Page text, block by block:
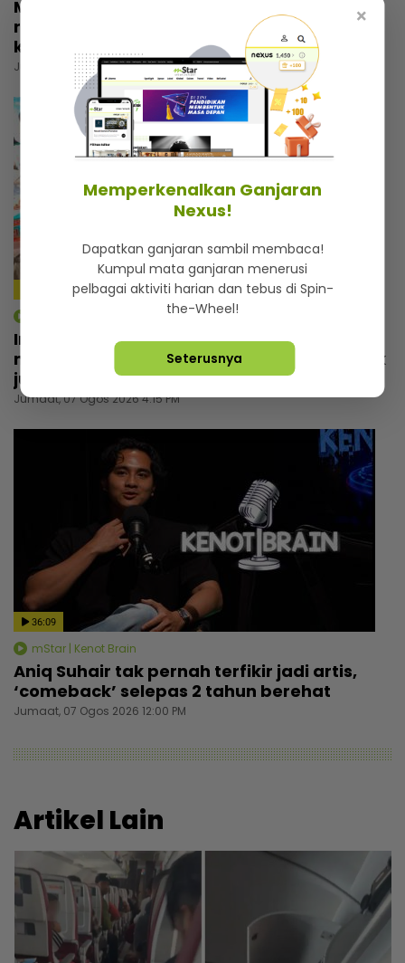
Macam tak percaya umur dah 57 tahun,
rupanya ini amalan mudah Rashdan Baba
kekal awet muda
Jumaat, 07 Ogos 2026 5:00 PM
Irfan Zaini sibuk penggambaran di India,
mak sampai nak buat ‘appointment’ untuk
jumpa
Jumaat, 07 Ogos 2026 4:15 PM
36:09
mStar | Kenot Brain
Aniq Suhair tak pernah terfikir jadi artis,
‘comeback’ selepas 2 tahun berehat
Jumaat, 07 Ogos 2026 12:00 PM
Artikel Lain
×
Memperkenalkan Ganjaran
Nexus!
Dapatkan ganjaran sambil membaca!
Kumpul mata ganjaran menerusi
pelbagai aktiviti harian dan tebus di Spin-
the-Wheel!
Seterusnya